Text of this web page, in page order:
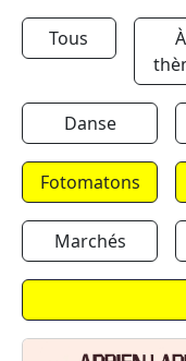
Tous
À
Danse
Fotomatons
Marchés